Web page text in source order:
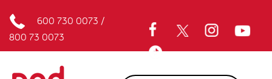
600 730 0073 /
800 73 0073